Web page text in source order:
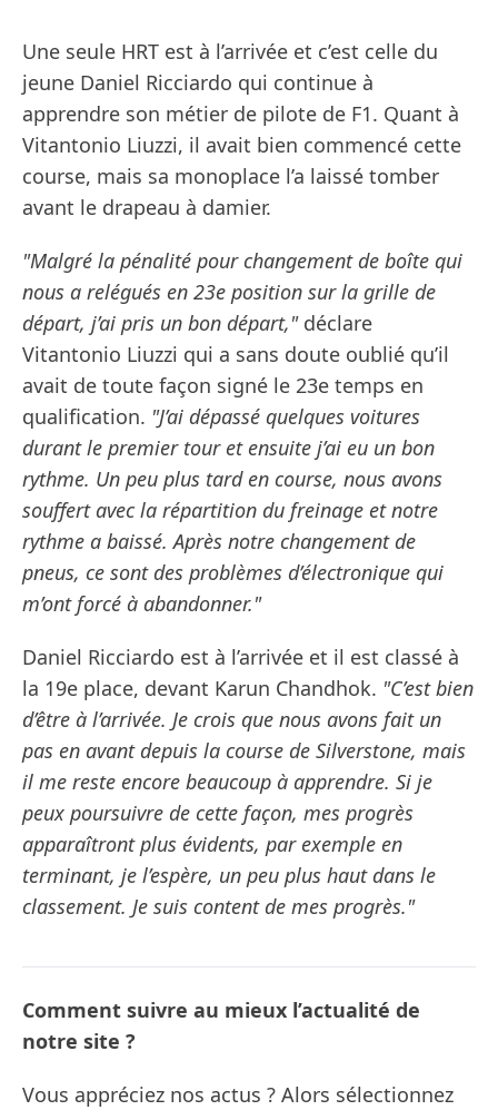
Une seule HRT est à l’arrivée et c’est celle du
jeune Daniel Ricciardo qui continue à
apprendre son métier de pilote de F1. Quant à
Vitantonio Liuzzi, il avait bien commencé cette
course, mais sa monoplace l’a laissé tomber
avant le drapeau à damier.
"Malgré la pénalité pour changement de boîte qui
nous a relégués en 23e position sur la grille de
départ, j’ai pris un bon départ,"déclare
Vitantonio Liuzzi qui a sans doute oublié qu’il
avait de toute façon signé le 23e temps en
qualification. "J’ai dépassé quelques voitures
durant le premier tour et ensuite j’ai eu un bon
rythme. Un peu plus tard en course, nous avons
souffert avec la répartition du freinage et notre
rythme a baissé. Après notre changement de
pneus, ce sont des problèmes d’électronique qui
m’ont forcé à abandonner."
Daniel Ricciardo est à l’arrivée et il est classé à
la 19e place, devant Karun Chandhok. "C’est bien
d’être à l’arrivée. Je crois que nous avons fait un
pas en avant depuis la course de Silverstone, mais
il me reste encore beaucoup à apprendre. Si je
peux poursuivre de cette façon, mes progrès
apparaîtront plus évidents, par exemple en
terminant, je l’espère, un peu plus haut dans le
classement. Je suis content de mes progrès."
Comment suivre au mieux l’actualité de
notre site ?
Vous appréciez nos actus ? Alors sélectionnez